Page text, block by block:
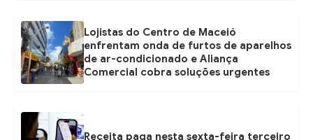
Lojistas do Centro de Maceió
enfrentam onda de furtos de aparelhos
de ar-condicionado e Aliança
Comercial cobra soluções urgentes
Receita paga nesta sexta-feira terceiro